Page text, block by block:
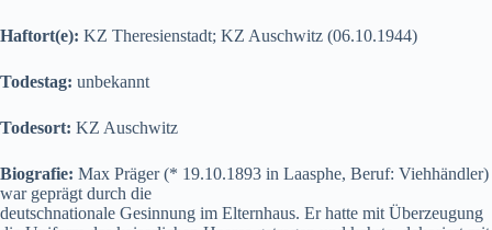
Haftort(e): KZ Theresienstadt; KZ Auschwitz (06.10.1944)
Todestag: unbekannt
Todesort: KZ Auschwitz
Biografie: Max Präger (* 19.10.1893 in Laasphe, Beruf: Viehhändler)
war geprägt durch die
deutschnationale Gesinnung im Elternhaus. Er hatte mit Überzeugung